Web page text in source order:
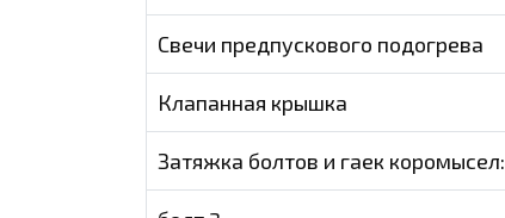
Свечи предпускового подогрева
Клапанная крышка
Затяжка болтов и гаек коромысел: